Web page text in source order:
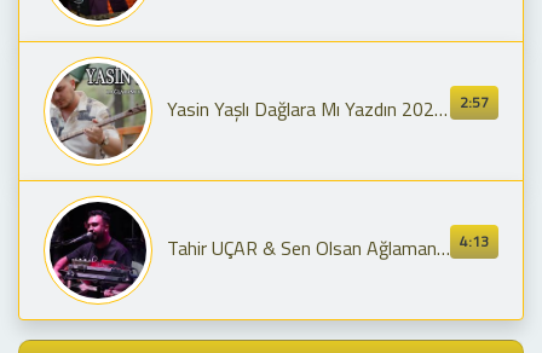
2:57
Yasin Yaşlı Dağlara Mı Yazdın 2024 (inci Taneleri Dizi Müziği)
4:13
Tahir UÇAR & Sen Olsan Ağlaman mı & Balışeyh Konseri Nette İlk Canlı Performans 4K 2024 özel kayıt